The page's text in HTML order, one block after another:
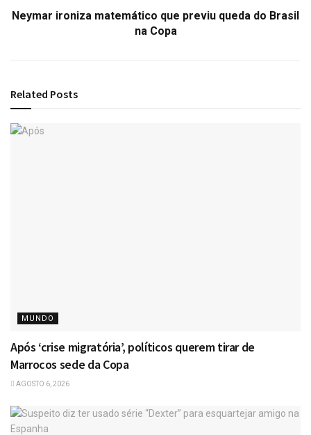
Neymar ironiza matemático que previu queda do Brasil
na Copa
Related Posts
MUNDO
Após ‘crise migratória’, políticos querem tirar de
Marrocos sede da Copa
AGOSTO 6, 2026